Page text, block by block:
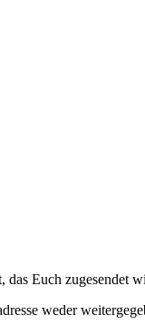
Euch zugesendet
weder